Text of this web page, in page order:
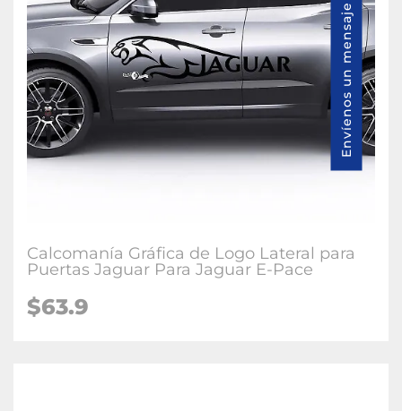
Calcomanía Gráfica de Logo Lateral para
Puertas Jaguar Para Jaguar E-Pace
$63.9
Envíenos un mensaje